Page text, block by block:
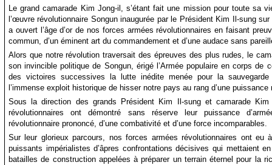
Le grand camarade Kim Jong-il, s’étant fait une mission pour toute sa
l’œuvre révolutionnaire Songun inaugurée par le Président Kim Il-sung
a ouvert l’âge d’or de nos forces armées révolutionnaires en faisant
commun, d’un éminent art du commandement et d’une audace sans
Alors que notre révolution traversait des épreuves des plus rudes, le
son invincible politique de Songun, érigé l’Armée populaire en corps de
des victoires successives la lutte inédite menée pour la
l’immense exploit historique de hisser notre pays au rang d’une puissance
Sous la direction des grands Président Kim Il-sung et camarade
révolutionnaires ont démontré sans réserve leur puissance
révolutionnaire prononcé, d’une combativité et d’une force incomparables.
Sur leur glorieux parcours, nos forces armées révolutionnaires ont
puissants impérialistes d’âpres confrontations décisives qui mettaient
batailles de construction appelées à préparer un terrain éternel pour la